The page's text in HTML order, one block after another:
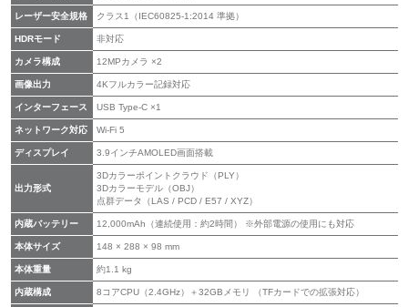
レーザー安全規格 クラス1（IEC60825-1:2014 準拠）
HDRモード 非対応
カメラ構成 12MPカメラ ×2
画像出力 4Kフルカラー記録対応
インターフェース USB Type-C ×1
ネットワーク対応 Wi-Fi 5
ディスプレイ 3.9インチAMOLED画面搭載
出力形式
3Dカラーポイントクラウド（PLY）
3Dカラーモデル（OBJ）
点群データ（LAS / PCD / E57 / XYZ）
内蔵バッテリー 12,000mAh（連続使用：約2時間） ※外部電源の使用にも対応
本体サイズ 148 × 288 × 98 mm
本体重量 約1.1 kg
内蔵構成 8コアCPU（2.4GHz）＋32GBメモリ （TFカードでの拡張対応）